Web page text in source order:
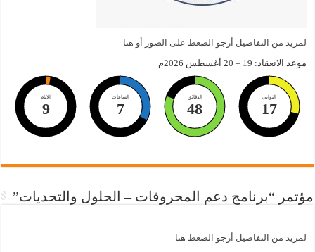
لمزيد من التفاصيل أرجو الضعط على الصور أو هنا
موعد الانعقاد: 19 – 20 أغسطس 2026م
الايام
9
الساعات
7
الدقائق
48
الثواني
16
مؤتمر “برنامج دعم المحروقات – الحلول والتحديات”
لمزيد من التفاصيل أرجو الضعط هنا